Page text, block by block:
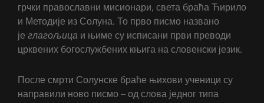
грчки православни мисионари, света браћа Ћирило
и Методије из Солуна. То прво писмо названо
је глагољица и њиме су исписани први преводи
црквених богослужбених књига на словенски језик.
После смрти Солунске браће њихови ученици су
направили ново писмо – од слова једног типа